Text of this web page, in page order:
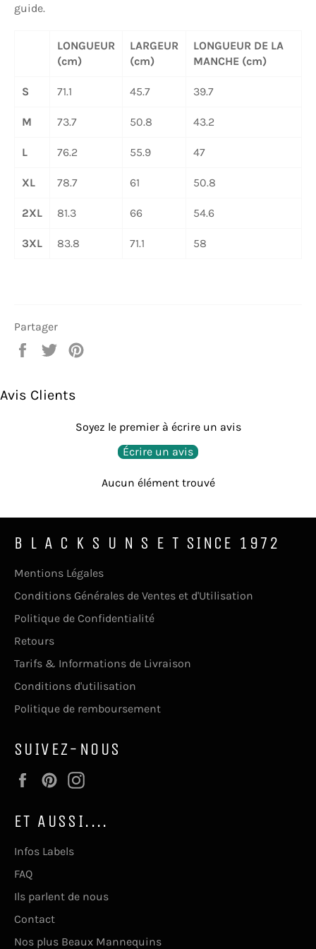
guide.
LONGUEUR
(cm)
LARGEUR
(cm)
LONGUEUR DE LA
MANCHE (cm)
S 71.1 45.7 39.7
M 73.7 50.8 43.2
L 76.2 55.9 47
XL 78.7 61 50.8
2XL 81.3 66 54.6
3XL 83.8 71.1 58
Partager
PartagerTweeter
Avis Clients
Soyez le premier à écrire un avis
Écrire un avis
Aucun élément trouvé
B L A C K S U N S E T SINCE 1972
Mentions Légales
Conditions Générales de Ventes et d'Utilisation
Politique de Confidentialité
Retours
Tarifs & Informations de Livraison
Conditions d'utilisation
Politique de remboursement
SUIVEZ-NOUS
FacebookPinterest
ET AUSSI....
Infos Labels
FAQ
Ils parlent de nous
Contact
Nos plus Beaux Mannequins